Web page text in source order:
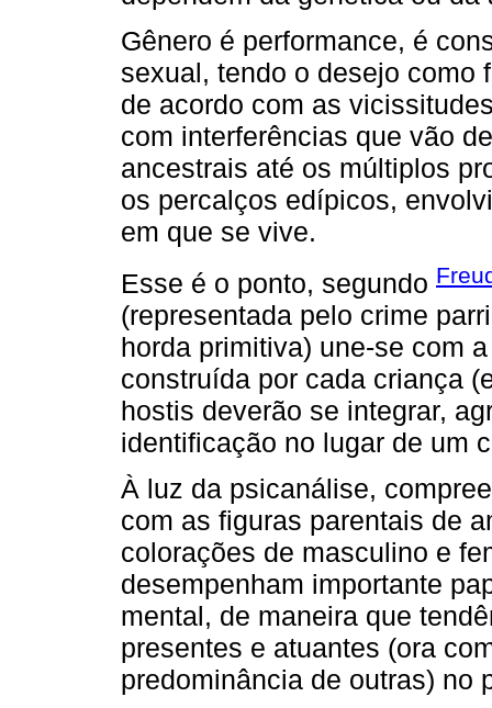
Gênero é performance, é
sexual, tendo o desejo como
de acordo com as
com interferências que vão
ancestrais até os múltiplos
os percalços edípicos,
em que se vive.
Esse é o ponto, segundo
(representada pelo crime
horda primitiva) une-se com
construída por cada criança
hostis deverão se integrar,
identificação no lugar de um
À luz da psicanálise,
com as figuras parentais de
colorações de masculino e
desempenham importante
mental, de maneira que
presentes e atuantes (ora
predominância de outras) no